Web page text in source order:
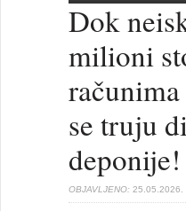
Dok
milioni
se truju
deponije!
OBJAVLJENO: 25.05.2026.